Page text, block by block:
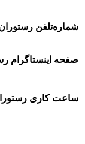
شماره‌تلفن
صفحه اینستاگرام
ساعت کاری